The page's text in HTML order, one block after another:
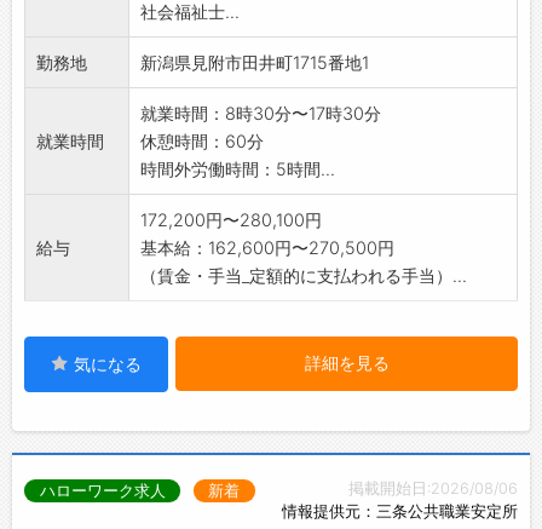
社会福祉士...
勤務地 新潟県見附市田井町1715番地1
就業時間
就業時間：8時30分〜17時30分
休憩時間：60分
時間外労働時間：5時間...
給与
172,200円〜280,100円
基本給：162,600円〜270,500円
（賃金・手当_定額的に支払われる手当）...
気になる 詳細を見る
掲載開始日:2026/08/06
情報提供元：三条公共職業安定所
ハローワーク求人 新着